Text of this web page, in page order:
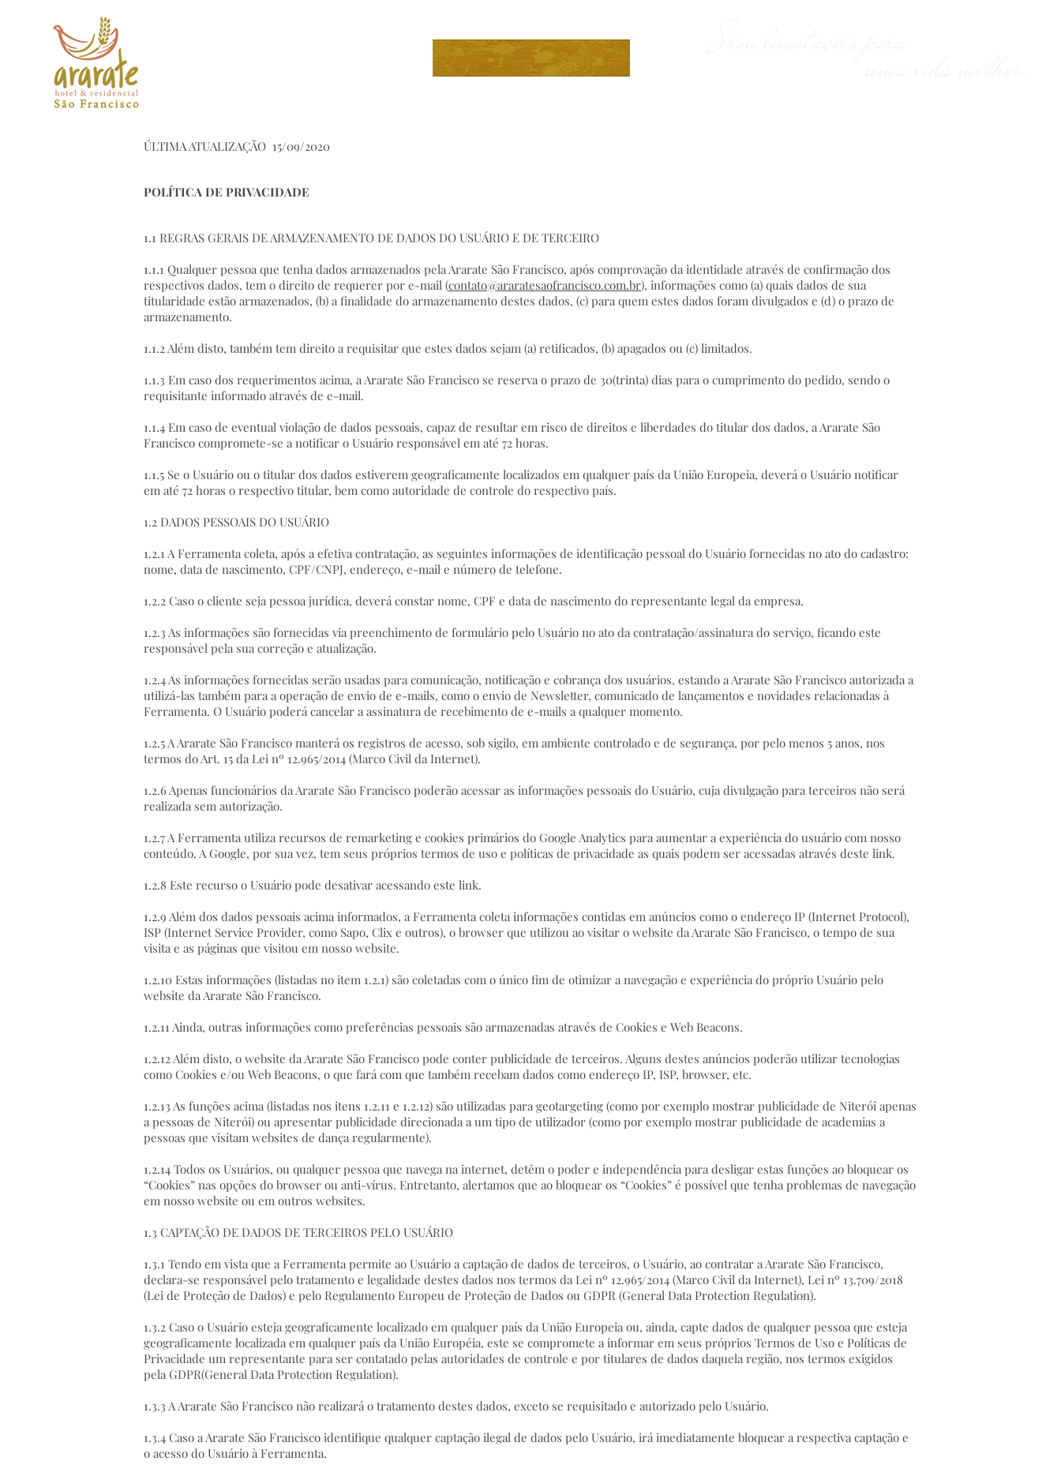
ÚLTIMA ATUALIZAÇÃO 15/09/2020
POLÍTICA DE PRIVACIDADE
1.1 REGRAS GERAIS DE ARMAZENAMENTO DE DADOS DO USUÁRIO E DE TERCEIRO
1.1.1 Qualquer pessoa que tenha dados armazenados pela Ararate São Francisco, após comprovação da identidade através de confirmação dos
respectivos dados, tem o direito de requerer por e-mail (contato@araratesaofrancisco.com.br), informações como (a) quais dados de sua
titularidade estão armazenados, (b) a finalidade do armazenamento destes dados, (c) para quem estes dados foram divulgados e (d) o prazo de
armazenamento.
1.1.2 Além disto, também tem direito a requisitar que estes dados sejam (a) retificados, (b) apagados ou (c) limitados.
1.1.3 Em caso dos requerimentos acima, a Ararate São Francisco se reserva o prazo de 30(trinta) dias para o cumprimento do pedido, sendo o
requisitante informado através de e-mail.
1.1.4 Em caso de eventual violação de dados pessoais, capaz de resultar em risco de direitos e liberdades do titular dos dados, a Ararate São
Francisco compromete-se a notificar o Usuário responsável em até 72 horas.
1.1.5 Se o Usuário ou o titular dos dados estiverem geograficamente localizados em qualquer país da União Europeia, deverá o Usuário notificar
em até 72 horas o respectivo titular, bem como autoridade de controle do respectivo país.
1.2 DADOS PESSOAIS DO USUÁRIO
1.2.1 A Ferramenta coleta, após a efetiva contratação, as seguintes informações de identificação pessoal do Usuário fornecidas no ato do cadastro:
nome, data de nascimento, CPF/CNPJ, endereço, e-mail e número de telefone.
1.2.2 Caso o cliente seja pessoa jurídica, deverá constar nome, CPF e data de nascimento do representante legal da empresa.
1.2.3 As informações são fornecidas via preenchimento de formulário pelo Usuário no ato da contratação/assinatura do serviço, ficando este
responsável pela sua correção e atualização.
1.2.4 As informações fornecidas serão usadas para comunicação, notificação e cobrança dos usuários, estando a Ararate São Francisco autorizada a
utilizá-las também para a operação de envio de e-mails, como o envio de Newsletter, comunicado de lançamentos e novidades relacionadas à
Ferramenta. O Usuário poderá cancelar a assinatura de recebimento de e-mails a qualquer momento.
1.2.5 A Ararate São Francisco manterá os registros de acesso, sob sigilo, em ambiente controlado e de segurança, por pelo menos 5 anos, nos
termos do Art. 15 da Lei nº 12.965/2014 (Marco Civil da Internet).
1.2.6 Apenas funcionários da Ararate São Francisco poderão acessar as informações pessoais do Usuário, cuja divulgação para terceiros não será
realizada sem autorização.
1.2.7 A Ferramenta utiliza recursos de remarketing e cookies primários do Google Analytics para aumentar a experiência do usuário com nosso
conteúdo. A Google, por sua vez, tem seus próprios termos de uso e políticas de privacidade as quais podem ser acessadas através deste link.
1.2.8 Este recurso o Usuário pode desativar acessando este link.
1.2.9 Além dos dados pessoais acima informados, a Ferramenta coleta informações contidas em anúncios como o endereço IP (Internet Protocol),
ISP (Internet Service Provider, como Sapo, Clix e outros), o browser que utilizou ao visitar o website da Ararate São Francisco, o tempo de sua
visita e as páginas que visitou em nosso website.
1.2.10 Estas informações (listadas no item 1.2.1) são coletadas com o único fim de otimizar a navegação e experiência do próprio Usuário pelo
website da Ararate São Francisco.
1.2.11 Ainda, outras informações como preferências pessoais são armazenadas através de Cookies e Web Beacons.
1.2.12 Além disto, o website da Ararate São Francisco pode conter publicidade de terceiros. Alguns destes anúncios poderão utilizar tecnologias
como Cookies e/ou Web Beacons, o que fará com que também recebam dados como endereço IP, ISP, browser, etc.
1.2.13 As funções acima (listadas nos itens 1.2.11 e 1.2.12) são utilizadas para geotargeting (como por exemplo mostrar publicidade de Niterói apenas
a pessoas de Niterói) ou apresentar publicidade direcionada a um tipo de utilizador (como por exemplo mostrar publicidade de academias a
pessoas que visitam websites de dança regularmente).
1.2.14 Todos os Usuários, ou qualquer pessoa que navega na internet, detêm o poder e independência para desligar estas funções ao bloquear os
“Cookies” nas opções do browser ou anti-vírus. Entretanto, alertamos que ao bloquear os “Cookies” é possível que tenha problemas de navegação
em nosso website ou em outros websites.
1.3 CAPTAÇÃO DE DADOS DE TERCEIROS PELO USUÁRIO
1.3.1 Tendo em vista que a Ferramenta permite ao Usuário a captação de dados de terceiros, o Usuário, ao contratar a Ararate São Francisco,
declara-se responsável pelo tratamento e legalidade destes dados nos termos da Lei nº 12.965/2014 (Marco Civil da Internet), Lei nº 13.709/2018
(Lei de Proteção de Dados) e pelo Regulamento Europeu de Proteção de Dados ou GDPR (General Data Protection Regulation).
1.3.2 Caso o Usuário esteja geograficamente localizado em qualquer país da União Europeia ou, ainda, capte dados de qualquer pessoa que esteja
geograficamente localizada em qualquer país da União Européia, este se compromete a informar em seus próprios Termos de Uso e Políticas de
Privacidade um representante para ser contatado pelas autoridades de controle e por titulares de dados daquela região, nos termos exigidos
pela GDPR(General Data Protection Regulation).
1.3.3 A Ararate São Francisco não realizará o tratamento destes dados, exceto se requisitado e autorizado pelo Usuário.
1.3.4 Caso a Ararate São Francisco identifique qualquer captação ilegal de dados pelo Usuário, irá imediatamente bloquear a respectiva captação e
o acesso do Usuário à Ferramenta.